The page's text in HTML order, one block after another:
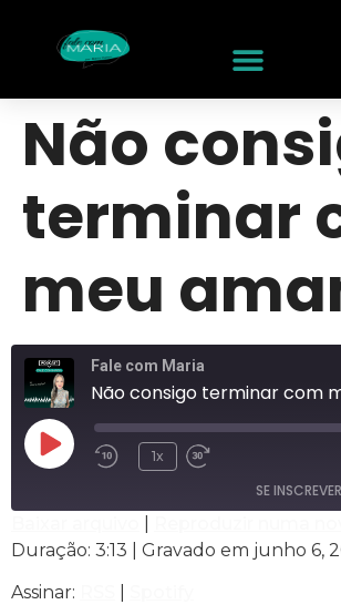
Não
terminar
meu
Fale com Maria
Não consigo terminar com
1x
SE INSCREVER
RSS Spotify
FEED RSS
COMPARTILHAR
LINK
Duração: 3:13
Gravado em junho 6,
Assinar: